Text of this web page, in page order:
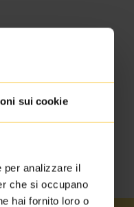
sui cookie
per analizzare il
che si occupano
hai fornito loro o